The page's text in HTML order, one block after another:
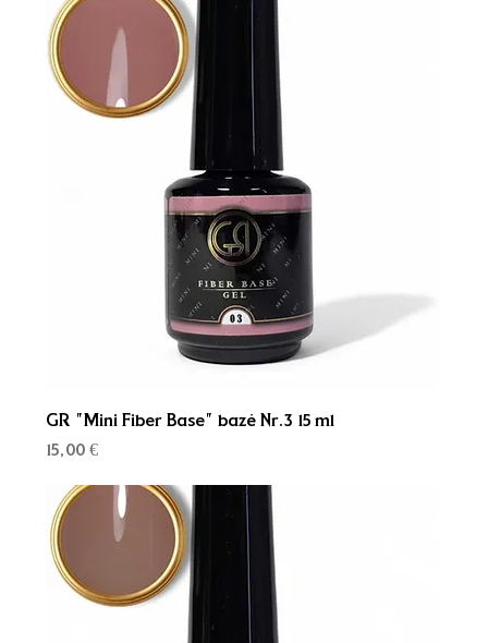
GR "Mini Fiber Base" bazė Nr.3 15 ml
Kaina
15,00 €